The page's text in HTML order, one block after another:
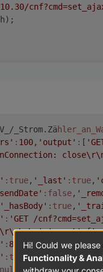
: 10000 ,
_Strom.Zä
: 100, 'output' : [
:true, '_last' :true,
:false,
'_hasBody' :true,
: 'GET /
,'agent':{
: 80 'protocol':
:true,'_hadError'
},'_parent':null,
Hi! Could we
Functionality &